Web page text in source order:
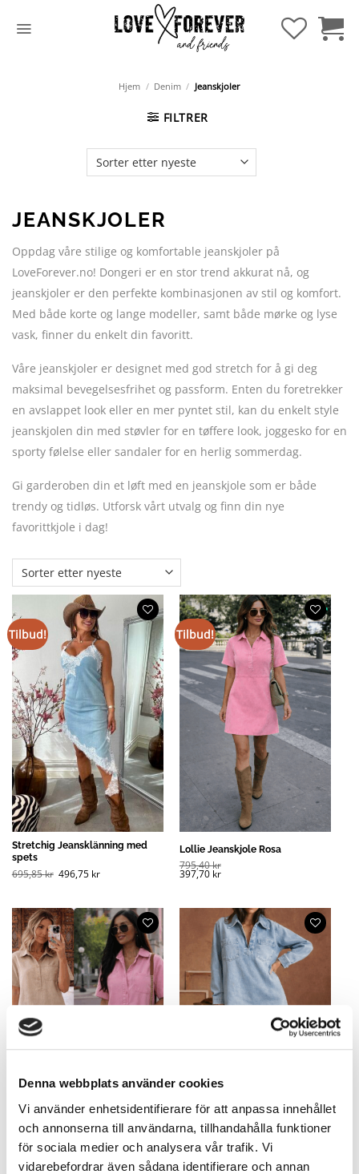
Denna webbplats använder cookies
Vi använder enhetsidentifierare för att anpassa innehållet
och annonserna till användarna, tillhandahålla funktioner
för sociala medier och analysera vår trafik. Vi
vidarebefordrar även sådana identifierare och annan
Hjem / Denim / Jeanskjoler
FILTRER
JEANSKJOLER
Oppdag våre stilige og komfortable jeanskjoler på
LoveForever.no! Dongeri er en stor trend akkurat nå, og
jeanskjoler er den perfekte kombinasjonen av stil og komfort.
Med både korte og lange modeller, samt både mørke og lyse
vask, finner du enkelt din favoritt.
Våre jeanskjoler er designet med god stretch for å gi deg
maksimal bevegelsesfrihet og passform. Enten du foretrekker
en avslappet look eller en mer pyntet stil, kan du enkelt style
jeanskjolen din med støvler for en tøffere look, joggesko for en
sporty følelse eller sandaler for en herlig sommerdag.
Gi garderoben din et løft med en jeanskjole som er både
trendy og tidløs. Utforsk vårt utvalg og finn din nye
favorittkjole i dag!
Tilbud!
Stretchig Jeansklänning med
spets
695,85kr Opprinnelig
pris
(NOK).
496,75 krNåværende
(NOK).
Tilbud!
Lollie Jeanskjole Rosa
795,40kr
397,70 kr
Miss T Jeanskjole – Rosa, Sand Jane Fonda dongerikjole